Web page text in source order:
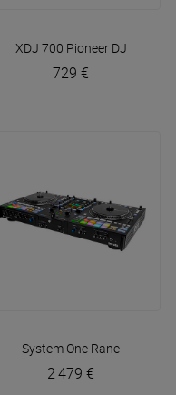
XDJ 700 Pioneer DJ
729 €
System One Rane
2 479 €